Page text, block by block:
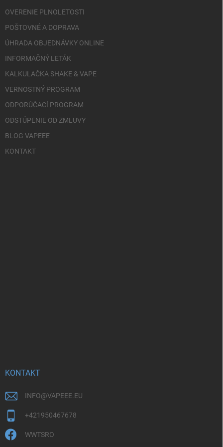
OVERENIE PLNOLETOSTI
POŠTOVNÉ A DOPRAVA
ÚHRADA OBJEDNÁVKY ONLINE
INFORMAČNÝ LETÁK
KALKULAČKA SHAKE & VAPE
VERNOSTNÝ PROGRAM
ODPORÚČACÍ PROGRAM
ODSTÚPENIE OD ZMLUVY
BLOG VAPEEE
KONTAKT
KONTAKT
INFO@VAPEEE.EU
+421950467678
WWTSRO